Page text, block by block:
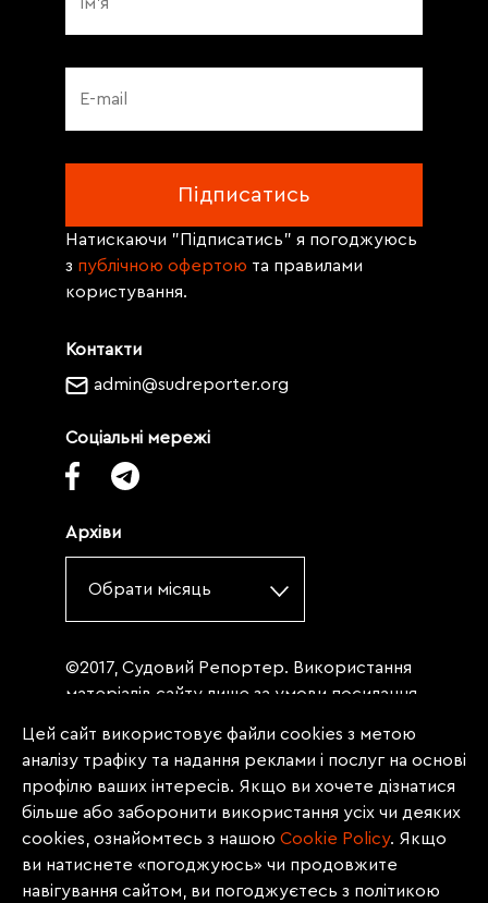
Контакти
admin@sudreporter.org
Соціальні мережі
Архіви
Обрати місяць
Натискаючи "Підписатись" я погоджуюсь
з публічною офертою та правилами
користування.
©2017, Судовий Репортер. Використання
матеріалів сайту лише за умови посилання
«Судовий репортер» не нижче третього
абзацу. Матеріали, щодо яких міститься
заборона на повну републікацію
(передрук, копіювання, відтворення або
інше використання), заборонено
передруковувати без згоди редакції.
Цей сайт використовує файли cookies з метою
аналізу трафіку та надання реклами і послуг на основі
профілю ваших інтересів. Якщо ви хочете дізнатися
більше або заборонити використання усіх чи деяких
cookies, ознайомтесь з нашою Сookie Policy. Якщо
ви натиснете «погоджуюсь» чи продовжите
навігування сайтом, ви погоджуєтесь з політикою